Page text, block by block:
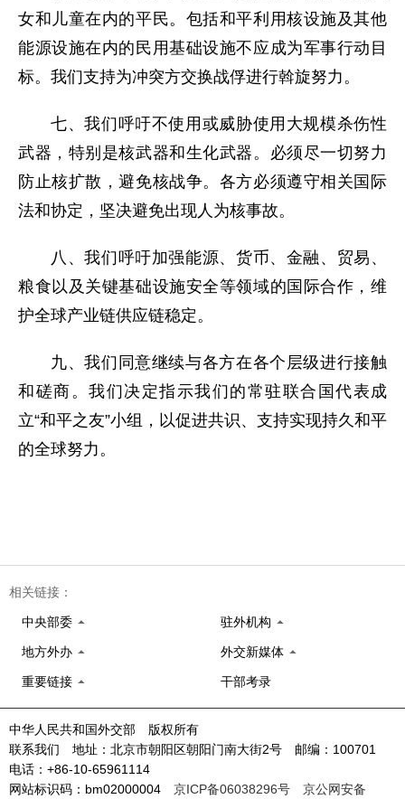
女和儿童在内的平民。包括和平利用核设施及其他
能源设施在内的民用基础设施不应成为军事行动目
标。我们支持为冲突方交换战俘进行斡旋努力。
七、我们呼吁不使用或威胁使用大规模杀伤性
武器，特别是核武器和生化武器。必须尽一切努力
防止核扩散，避免核战争。各方必须遵守相关国际
法和协定，坚决避免出现人为核事故。
八、我们呼吁加强能源、货币、金融、贸易、
粮食以及关键基础设施安全等领域的国际合作，维
护全球产业链供应链稳定。
九、我们同意继续与各方在各个层级进行接触
和磋商。我们决定指示我们的常驻联合国代表成
立“和平之友”小组，以促进共识、支持实现持久和平
的全球努力。
相关链接：
中央部委 驻外机构
地方外办 外交新媒体
重要链接 干部考录
中华人民共和国外交部 版权所有
联系我们 地址：北京市朝阳区朝阳门南大街2号 邮编：100701
电话：+86-10-65961114
网站标识码：bm02000004 京ICP备06038296号 京公网安备